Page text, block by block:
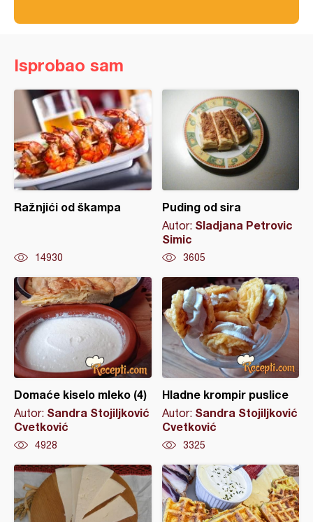
Isprobao sam
Ražnjići od škampa
14930
Puding od sira
Autor: Sladjana Petrovic
Simic
3605
Domaće kiselo mleko (4)
Autor: Sandra Stojiljković
Cvetković
4928
Hladne krompir puslice
Autor: Sandra Stojiljković
Cvetković
3325